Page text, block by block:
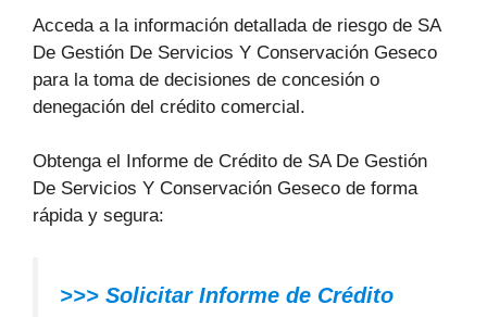
Acceda a la información detallada de riesgo de SA
De Gestión De Servicios Y Conservación Geseco
para la toma de decisiones de concesión o
denegación del crédito comercial.
Obtenga el Informe de Crédito de SA De Gestión
De Servicios Y Conservación Geseco de forma
rápida y segura:
>>> Solicitar Informe de Crédito